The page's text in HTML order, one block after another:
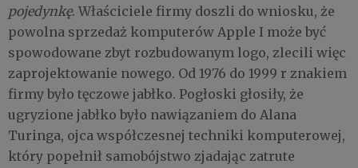
pojedynkę. Właściciele firmy doszli do wniosku, że
powolna sprzedaż komputerów Apple I może być
spowodowane zbyt rozbudowanym logo, zlecili więc
zaprojektowanie nowego. Od 1976 do 1999 r znakiem
firmy było tęczowe jabłko. Pogłoski głosiły, że
ugryzione jabłko było nawiązaniem do Alana
Turinga, ojca współczesnej techniki komputerowej,
który popełnił samobójstwo zjadając zatrute